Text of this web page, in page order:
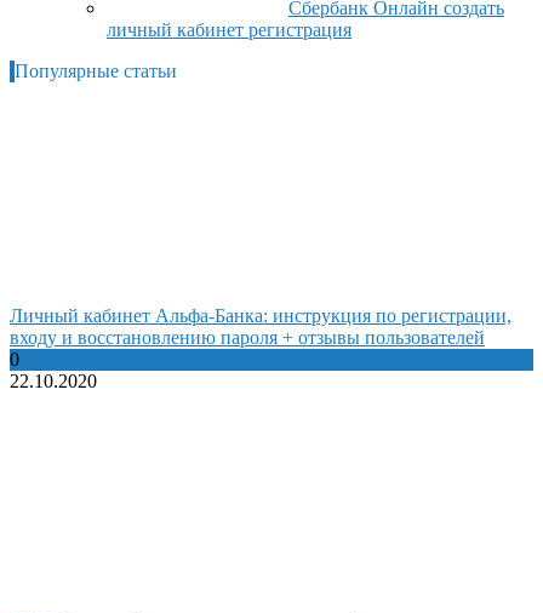
Сбербанк Онлайн создать
личный кабинет регистрация
Популярные статьи
Личный кабинет Альфа-Банка: инструкция по регистрации,
входу и восстановлению пароля + отзывы пользователей
0
22.10.2020